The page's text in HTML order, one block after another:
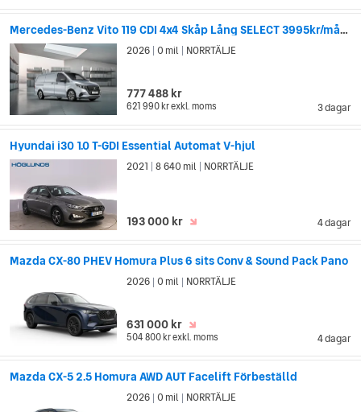
Mercedes-Benz Vito 119 CDI 4x4 Skåp Lång SELECT 3995kr/månaden
3 dagar
2026 0 mil NORRTÄLJE
777 488 kr
621 990 krexkl. moms
Hyundai i30 1.0 T-GDI Essential Automat V-hjul
4 dagar
2021 8 640 mil NORRTÄLJE
193 000 kr
Mazda CX-80 PHEV Homura Plus 6 sits Conv & Sound Pack Pano
4 dagar
2026 0 mil NORRTÄLJE
631 000 kr
504 800 krexkl. moms
Mazda CX-5 2.5 Homura AWD AUT Facelift Förbeställd
2026 0 mil NORRTÄLJE